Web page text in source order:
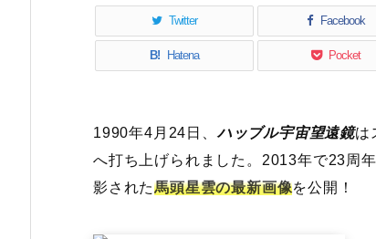
Twitter Facebook
B! Hatena Pocket
1990年4月24日、ハッブル宇宙望遠鏡は
へ打ち上げられました。2013年で23周
影された馬頭星雲の最新画像を公開！